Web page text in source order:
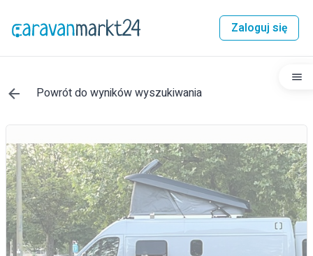
Zaloguj się
Powrót do wyników wyszukiwania